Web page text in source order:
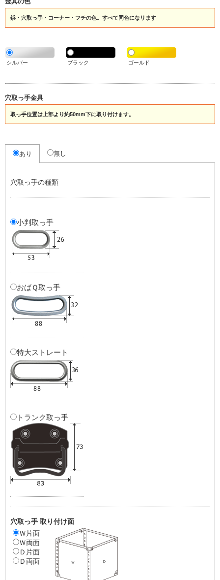
鋲・穴取っ手・コーナー・フチの色。すべて同色になリます
シルバー ブラック ゴールド
穴取っ手金具
取っ手位置は上部より約50mm下に取り付けます。
あり 無し
穴取っ手の種類
小判取っ手
おばＱ取っ手
特大ストレート
トランク取っ手
穴取っ手 取り付け面
Ｗ片面
Ｗ両面
Ｄ片面
Ｄ両面